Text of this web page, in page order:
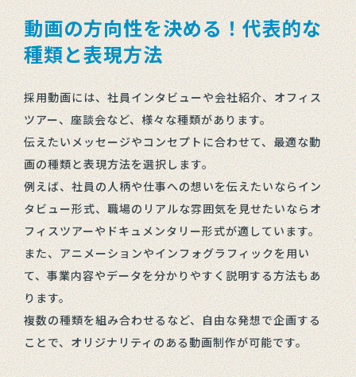
動画の方向性を決める！代表的な
種類と表現方法
採用動画には、社員インタビューや会社紹介、オフィス
ツアー、座談会など、様々な種類があります。
伝えたいメッセージやコンセプトに合わせて、最適な動
画の種類と表現方法を選択します。
例えば、社員の人柄や仕事への想いを伝えたいならイン
タビュー形式、職場のリアルな雰囲気を見せたいならオ
フィスツアーやドキュメンタリー形式が適しています。
また、アニメーションやインフォグラフィックを用い
て、事業内容やデータを分かりやすく説明する方法もあ
ります。
複数の種類を組み合わせるなど、自由な発想で企画する
ことで、オリジナリティのある動画制作が可能です。